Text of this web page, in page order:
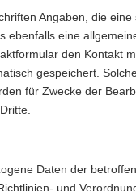
Angaben, die
eine
den Kontakt
gespeichert.
für Zwecke der
Daten der
und